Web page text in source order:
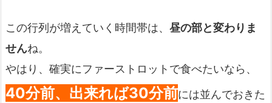
この行列が増えていく時間帯は、 昼の部と変わりま
せんね。
やはり、確実にファーストロットで食べたいなら、
40分前、出来れば30分前には並んでおきた